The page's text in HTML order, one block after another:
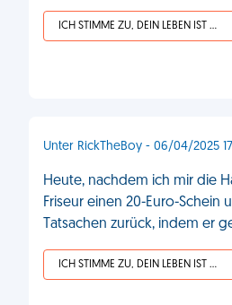
ICH STIMME ZU, DEIN LEBEN IST SCHEISSE
Unter RickTheBoy - 06/04/2025
Heute, nachdem ich mir die
Friseur einen 20-Euro-
Tatsachen zurück, indem er
ICH STIMME ZU, DEIN LEBEN IST SCHEISSE